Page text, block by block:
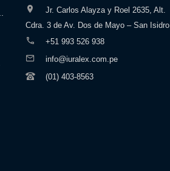
Jr. Carlos Alayza y Roel 2635, Alt.
Cdra. 3 de Av. Dos de Mayo – San Isidro
+51 993 526 938
info@iuralex.com.pe
(01) 403-8563